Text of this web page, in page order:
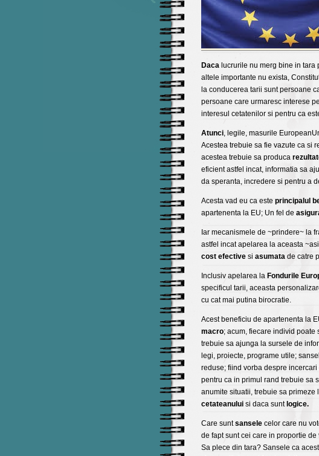
Dacalucrurile nu merg bine in tara
altele importante nu exista,
la conducerea tarii sunt persoane
persoane care urmaresc interese
interesul cetatenilor si pentru ca
Atunci, legile, masurile
Acestea trebuie sa fie vazute ca si
acestea trebuie sa produca
eficient astfel incat, informatia sa
da speranta, incredere si pentru a
Acesta vad eu ca este principalul
apartenenta la EU; Un fel de
Iar mecanismele de ~prindere~ la
astfel incat apelarea la aceasta
cost efectivesi asumatade catre
Inclusiv apelarea la Fondurile
specificul tarii, aceasta
cu cat mai putina birocratie.
Acest beneficiu de apartenenta la
macro; acum, fiecare individ poate
trebuie sa ajunga la sursele de
legi, proiecte, programe utile;
reduse; fiind vorba despre
pentru ca in primul rand trebuie sa
anumite situatii, trebuie sa
cetateanuluisi daca sunt logice.
Care suntsanselecelor care nu
de fapt sunt cei care in proportie de
Sa plece din tara? Sansele ca